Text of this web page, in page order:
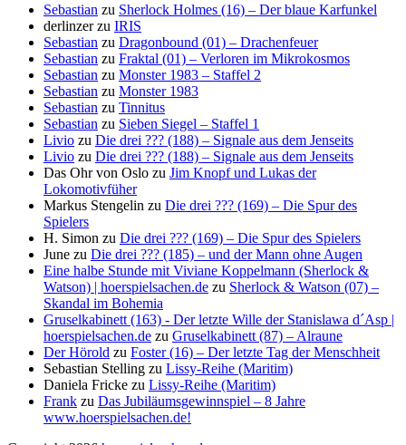
Sebastian zu Sherlock Holmes (16) – Der blaue Karfunkel
derlinzerzu IRIS
Sebastian zu Dragonbound (01) – Drachenfeuer
Sebastian zu Fraktal (01) – Verloren im Mikrokosmos
Sebastian zu Monster 1983 – Staffel 2
Sebastian zu Monster 1983
Sebastian zu Tinnitus
Sebastian zu Sieben Siegel – Staffel 1
Livio zu Die drei ??? (188) – Signale aus dem Jenseits
Livio zu Die drei ??? (188) – Signale aus dem Jenseits
Das Ohr von Oslo zu Jim Knopf und Lukas der
Lokomotivfüher
Markus Stengelin zu Die drei ??? (169) – Die Spur des
Spielers
H. Simon zu Die drei ??? (169) – Die Spur des Spielers
June zu Die drei ??? (185) – und der Mann ohne Augen
Eine halbe Stunde mit Viviane Koppelmann (Sherlock &
Watson) | hoerspielsachen.de zu Sherlock & Watson (07) –
Skandal im Bohemia
Gruselkabinett (163) - Der letzte Wille der Stanislawa d´Asp |
hoerspielsachen.de zu Gruselkabinett (87) – Alraune
Der Hörold zu Foster (16) – Der letzte Tag der Menschheit
Sebastian Stelling zu Lissy-Reihe (Maritim)
Daniela Fricke zu Lissy-Reihe (Maritim)
Frank zu Das Jubiläumsgewinnspiel – 8 Jahre
www.hoerspielsachen.de!